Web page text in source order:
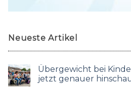
Neueste Artikel
Übergewicht bei
jetzt genauer